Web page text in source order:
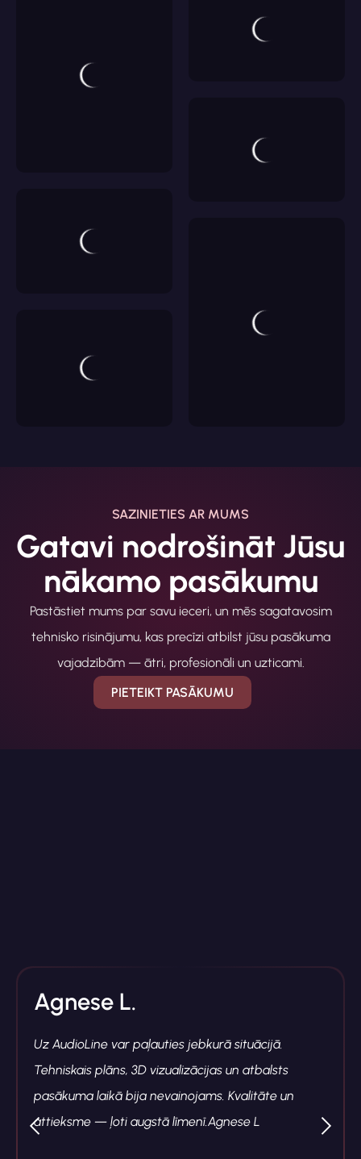
SAZINIETIES AR MUMS
Gatavi nodrošināt Jūsu
nākamo pasākumu
Pastāstiet mums par savu ieceri, un mēs sagatavosim
tehnisko risinājumu, kas precīzi atbilst jūsu pasākuma
vajadzībām — ātri, profesionāli un uzticami.
PIETEIKT PASĀKUMU
Agnese L.
Uz AudioLine var paļauties jebkurā situācijā.
Tehniskais plāns, 3D vizualizācijas un atbalsts
pasākuma laikā bija nevainojams. Kvalitāte un
attieksme — ļoti augstā līmenī.Agnese L